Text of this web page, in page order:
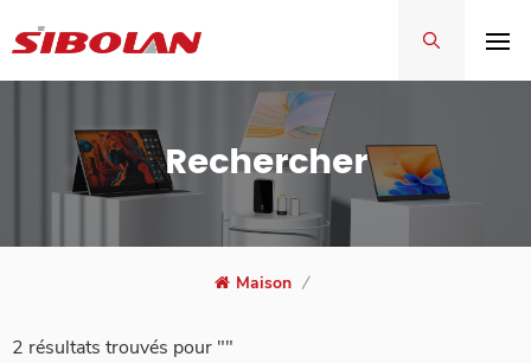
Rechercher
Maison /
2 résultats trouvés pour ""